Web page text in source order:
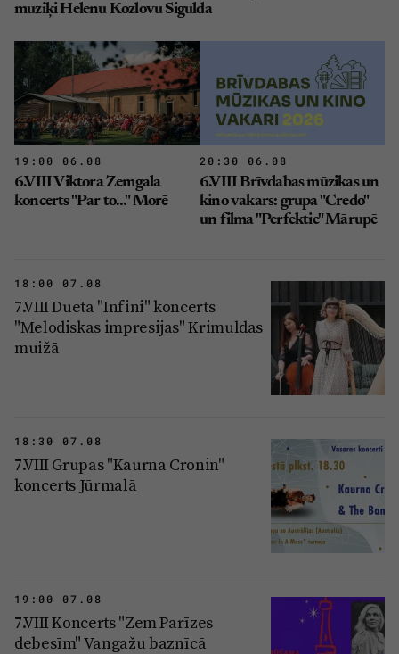
mūziķi Helēnu Kozlovu Siguldā
19:00 06.08
6.VIII Viktora Zemgala
koncerts "Par to…" Morē
20:30 06.08
6.VIII Brīvdabas mūzikas un
kino vakars: grupa "Credo"
un filma "Perfektie" Mārupē
18:00 07.08
7.VIII Dueta "Infini" koncerts
"Melodiskas impresijas" Krimuldas
muižā
18:30 07.08
7.VIII Grupas "Kaurna Cronin"
koncerts Jūrmalā
19:00 07.08
7.VIII Koncerts "Zem Parīzes
debesīm" Vangažu baznīcā